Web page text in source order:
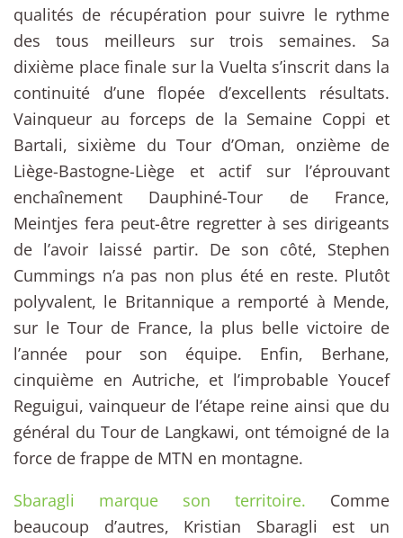
qualités de récupération pour suivre le rythme
des tous meilleurs sur trois semaines. Sa
dixième place finale sur la Vuelta s’inscrit dans la
continuité d’une flopée d’excellents résultats.
Vainqueur au forceps de la Semaine Coppi et
Bartali, sixième du Tour d’Oman, onzième de
Liège-Bastogne-Liège et actif sur l’éprouvant
enchaînement Dauphiné-Tour de France,
Meintjes fera peut-être regretter à ses dirigeants
de l’avoir laissé partir. De son côté, Stephen
Cummings n’a pas non plus été en reste. Plutôt
polyvalent, le Britannique a remporté à Mende,
sur le Tour de France, la plus belle victoire de
l’année pour son équipe. Enfin, Berhane,
cinquième en Autriche, et l’improbable Youcef
Reguigui, vainqueur de l’étape reine ainsi que du
général du Tour de Langkawi, ont témoigné de la
force de frappe de MTN en montagne.
Sbaragli marque son territoire. Comme
beaucoup d’autres, Kristian Sbaragli est un